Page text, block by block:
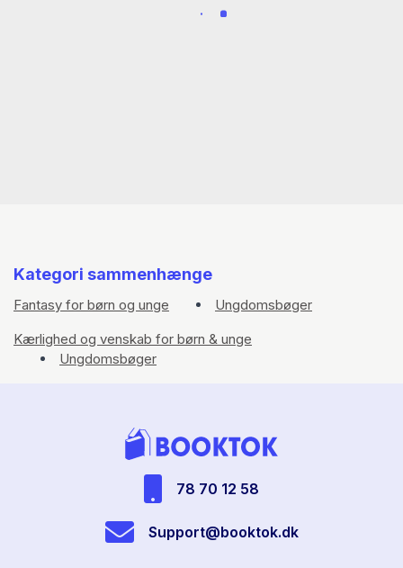
Kategori sammenhænge
Fantasy for børn og unge
Ungdomsbøger
Kærlighed og venskab for børn & unge
Ungdomsbøger
78 70 12 58
Support@booktok.dk